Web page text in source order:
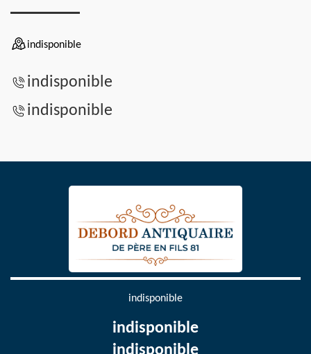
indisponible
indisponible
indisponible
indisponible
indisponible
indisponible